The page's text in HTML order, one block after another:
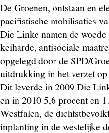
De Groenen, ontstaan en
pacifistische mobilisaties
Die Linke namen de
keiharde, antisociale
opgelegd door de SPD/
uitdrukking in het verzet
Dit leverde in 2009 Die
en in 2010 5,6 procent en
Westfalen, de
inplanting in de westelijke